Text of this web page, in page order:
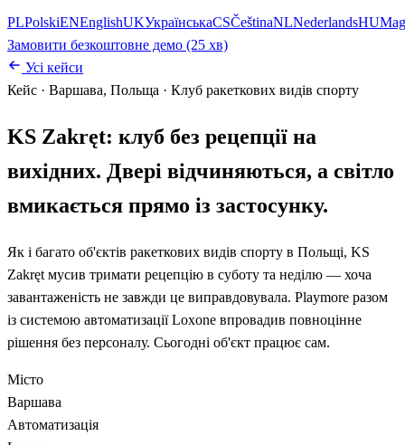
PLPolskiENEnglishUKУкраїнськаCSČeštinaNLNederlandsHU
Замовити безкоштовне демо (25 хв)
Усі кейси
Кейс · Варшава, Польща · Клуб ракеткових видів спорту
KS Zakręt: клуб без рецепції на
вихідних. Двері відчиняються, а світло
вмикається прямо із застосунку.
Як і багато об'єктів ракеткових видів спорту в Польщі, KS
Zakręt мусив тримати рецепцію в суботу та неділю — хоча
завантаженість не завжди це виправдовувала. Playmore разом
із системою автоматизації Loxone впровадив повноцінне
рішення без персоналу. Сьогодні об'єкт працює сам.
Місто
Варшава
Автоматизація